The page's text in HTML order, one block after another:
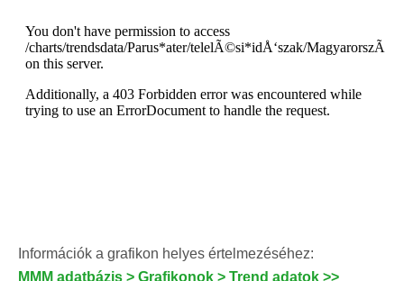
Információk a grafikon helyes értelmezéséhez:
MMM adatbázis > Grafikonok > Trend adatok >>